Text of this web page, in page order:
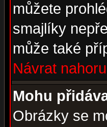
můžete
smajlíky
může také
Návrat nahoru
Mohu
Obrázky se